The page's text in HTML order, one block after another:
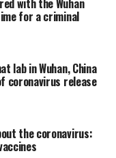
with the Wuhan
for a criminal
lab in Wuhan, China
coronavirus release
the coronavirus: